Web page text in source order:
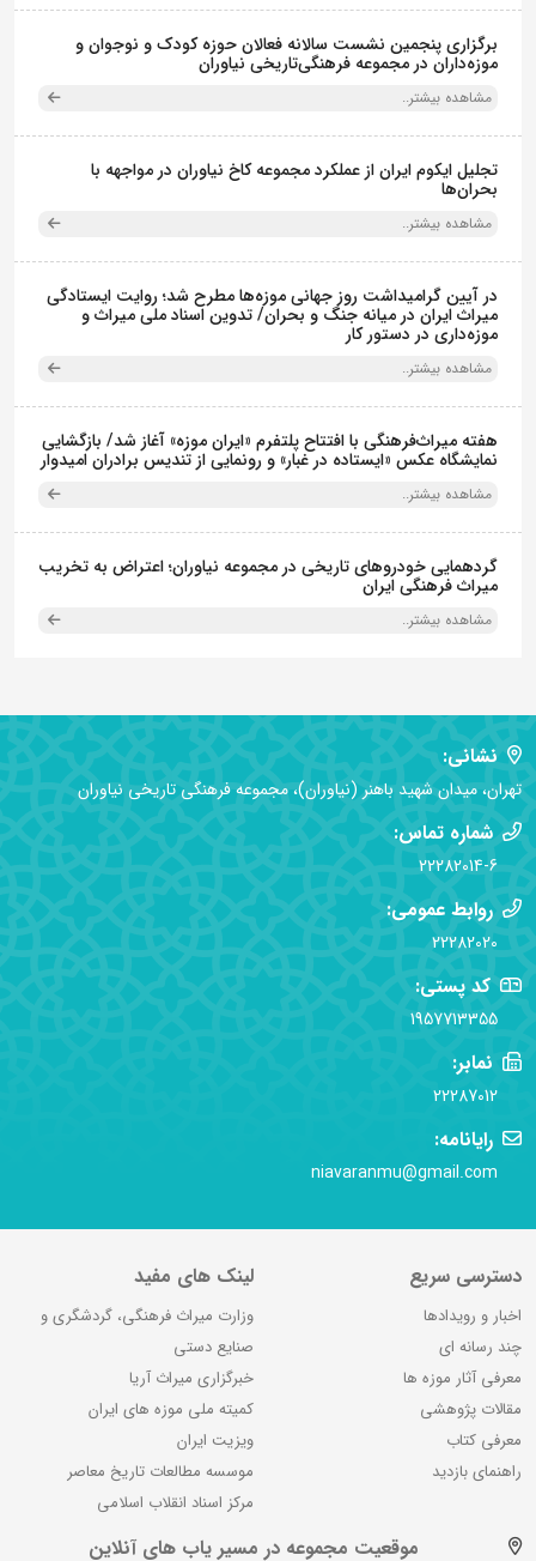
برگزاری پنجمین نشست سالانه فعالان حوزه کودک و نوجوان و
موزه‌داران در مجموعه فرهنگی‌تاریخی نیاوران
مشاهده بیشتر..
تجلیل ایکوم ایران از عملکرد مجموعه کاخ نیاوران در مواجهه با
بحران‌ها
مشاهده بیشتر..
در آیین گرامیداشت روز جهانی موزه‌ها مطرح شد؛ روایت ایستادگی
میراث ایران در میانه جنگ و بحران/ تدوین اسناد ملی میراث و
موزه‌داری در دستور کار
مشاهده بیشتر..
هفته میراث‌فرهنگی با افتتاح پلتفرم «ایران موزه» آغاز شد/ بازگشایی
نمایشگاه عکس «ایستاده در غبار» و رونمایی از تندیس برادران امیدوار
مشاهده بیشتر..
گردهمایی خودروهای تاریخی در مجموعه نیاوران؛ اعتراض به تخریب
میراث فرهنگی ایران
مشاهده بیشتر..
نشانی:
تهران، میدان شهید باهنر (نیاوران)، مجموعه فرهنگی تاریخی نیاوران
شماره تماس:
22282014-6
روابط عمومی:
22282020
کد پستی:
1957713355
نمابر:
22287012
رایانامه:
niavaranmu@gmail.com
دسترسی سریع
اخبار و رویدادها
چند رسانه ای
معرفی آثار موزه ها
مقالات پژوهشی
معرفی کتاب
راهنمای بازدید
لینک های مفید
وزارت میراث فرهنگی، گردشگری و
صنایع دستی
خبرگزاری میراث آریا
کمیته ملی موزه های ایران
ویزیت ایران
موسسه مطالعات تاریخ معاصر
مرکز اسناد انقلاب اسلامی
موقعیت مجموعه در مسیر یاب های آنلاین